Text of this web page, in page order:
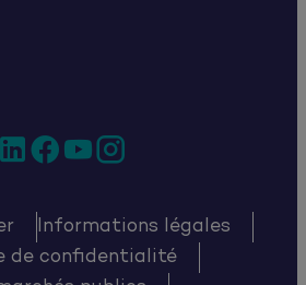
LinkedIn
Facebook
YouTubeInstagram
Informations légales
de confidentialité